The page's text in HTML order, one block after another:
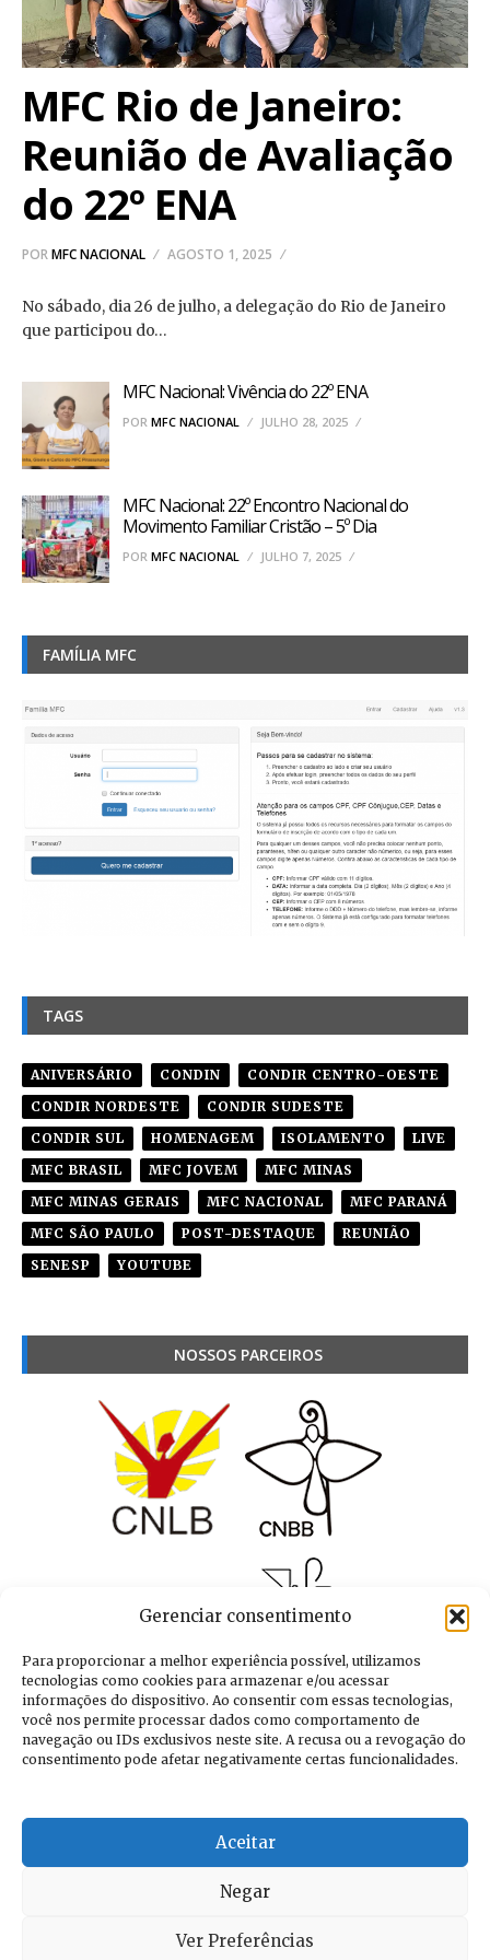
Gerenciar consentimento
Para proporcionar a melhor experiência possível, utilizamos
tecnologias como cookies para armazenar e/ou acessar
informações do dispositivo. Ao consentir com essas tecnologias,
você nos permite processar dados como comportamento de
navegação ou IDs exclusivos neste site. A recusa ou a revogação do
consentimento pode afetar negativamente certas funcionalidades.
Aceitar
Negar
Ver Preferências
MFC Rio de Janeiro:
Reunião de Avaliação
do 22º ENA
PORMFC NACIONAL AGOSTO 1, 2025
No sábado, dia 26 de julho, a delegação do Rio de Janeiro
que participou do…
MFC Nacional: Vivência do 22º ENA
POR MFC NACIONAL JULHO 28, 2025
MFC Nacional: 22º Encontro Nacional do
Movimento Familiar Cristão – 5º Dia
POR MFC NACIONAL JULHO 7, 2025
FAMÍLIA MFC
TAGS
ANIVERSÁRIO CONDIN
CONDIR CENTRO-OESTE
CONDIR NORDESTE
CONDIR SUDESTE
CONDIR SUL
HOMENAGEM ISOLAMENTO
LIVE
MFC BRASIL
MFC JOVEM
MFC MINAS
MFC MINAS GERAIS
MFC NACIONAL
MFC PARANÁ
MFC SÃO PAULO
POST-DESTAQUE
REUNIÃO
SENESP
YOUTUBE
NOSSOS PARCEIROS